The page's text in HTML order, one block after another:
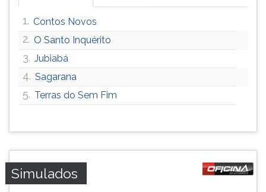
1. Contos Novos
2. O Santo Inquérito
3. Jubiabá
4. Sagarana
5. Terras do Sem Fim
Simulados